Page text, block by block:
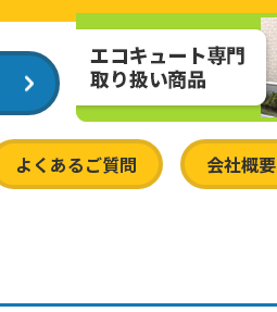
よくあるご質問 会社概要